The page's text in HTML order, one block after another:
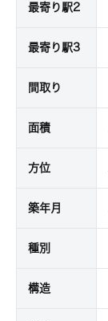
最寄り駅2
最寄り駅3
間取り
面積
方位
築年月
種別
構造